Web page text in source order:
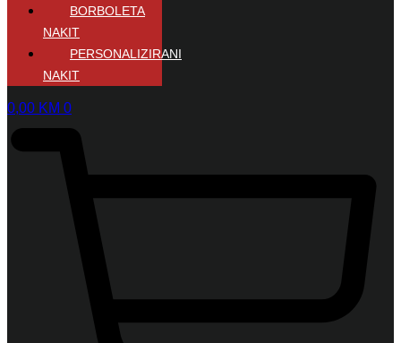
BORBOLETA
NAKIT
PERSONALIZIRANI
NAKIT
0,00 KM 0